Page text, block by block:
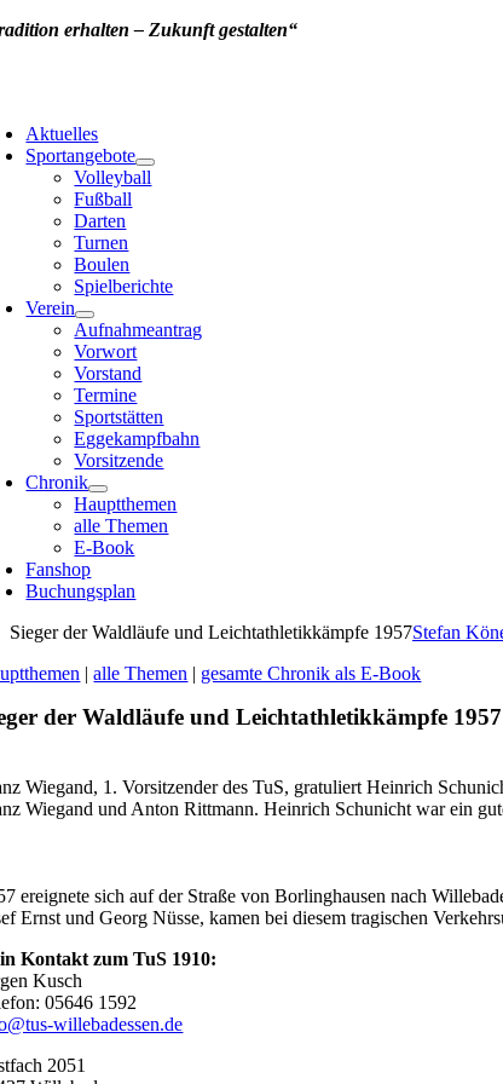
Zum
erhalten – Zukunft gestalten“
Aktuelles
Sportangebote
Volleyball
Fußball
Darten
Turnen
Boulen
Spielberichte
Verein
Aufnahmeantrag
Vorwort
Vorstand
Termine
Sportstätten
Eggekampfbahn
Vorsitzende
Chronik
Hauptthemen
alle Themen
E-Book
Fanshop
Buchungsplan
Sieger der Waldläufe und Leichtathletikkämpfe 1957Stefan
|alle Themen | gesamte Chronik als E-Book
der Waldläufe und Leichtathletikkämpfe 1957
Wiegand, 1. Vorsitzender des TuS, gratuliert Heinrich
Wiegand und Anton Rittmann. Heinrich Schunicht war ein
ereignete sich auf der Straße von Borlinghausen nach
Ernst und Georg Nüsse, kamen bei diesem tragischen
Kontakt zum TuS 1910:
Kusch
05646 1592
willebadessen.de
2051